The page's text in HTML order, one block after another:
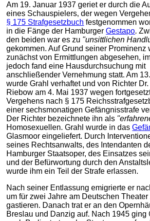
Am 19. Januar 1937 geriet er durch die
eines Schauspielers, der wegen
§ 175 Strafgesetzbuch festgenommen
in die Fänge der HamburgerGestapo.
den beiden war es zu "unsittlichen
gekommen. Auf Grund seiner Prominenz
zunächst von Ermittlungen abgesehen,
jedoch fand eine Hausdurchsuchung mit
anschließender Vernehmung statt. Am 13.
wurde Grahl verhaftet und von Richter
Riebow am 4. Mai 1937 wegen
Vergehens nach § 175
einer sechsmonatigen Gefängnisstrafe
Der Richter bezeichnete ihn als
Homosexuellen. Grahl wurde in das
Glasmoor eingeliefert. Durch
seines Rechtsanwalts, des Intendanten
Hamburger Staatsoper, des Einsatzes
und der Befürwortung durch den
wurde ihm ein Teil der Strafe erlassen.
Nach seiner Entlassung emigrierte er
um für zwei Jahre am Deutschen Theater
gastieren. Danach trat er an den
Breslau und Danzig auf. Nach 1945 ging